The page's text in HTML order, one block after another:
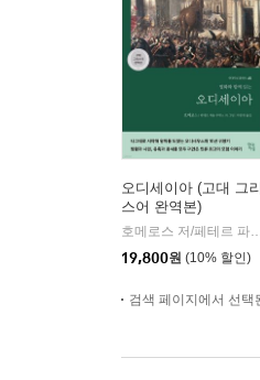
오디세이아 (고대 그리
스어 완역본)
19,800원 (10% 할인)
검색 페이지에서 선